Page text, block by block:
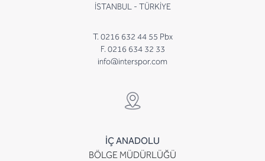
İSTANBUL - TÜRKİYE
T. 0216 632 44 55 Pbx
F. 0216 634 32 33
info@interspor.com
İÇ ANADOLU
BÖLGE MÜDÜRLÜĞÜ